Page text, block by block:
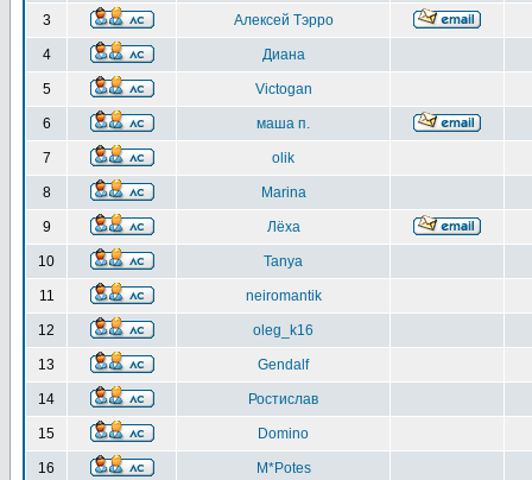
3 Алексей Тэрро
4 Диана
5 Victogan
6 маша п.
7 olik
8 Marina
9 Лёха
10 Tanya
11 neiromantik
12 oleg_k16
13 Gendalf
14 Ростислав
15 Domino
16 M*Potes